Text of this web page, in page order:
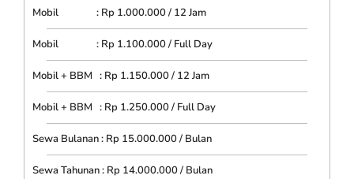
Mobil : Rp 1.000.000 / 12 Jam
Mobil : Rp 1.100.000 / Full Day
Mobil + BBM : Rp 1.150.000 / 12 Jam
Mobil + BBM : Rp 1.250.000 / Full Day
Sewa Bulanan : Rp 15.000.000 / Bulan
Sewa Tahunan : Rp 14.000.000 / Bulan